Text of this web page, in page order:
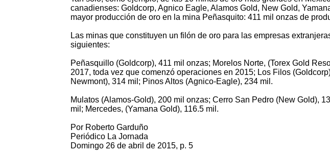
canadienses: Goldcorp, Agnico Eagle, Alamos Gold, New Gold,
mayor producción de oro en la mina Peñasquito: 411 mil onzas de
Las minas que constituyen un filón de oro para las empresas
siguientes:
Peñasquillo (Goldcorp), 411 mil onzas; Morelos Norte, (Torex Gold
2017, toda vez que comenzó operaciones en 2015; Los Filos
Newmont), 314 mil; Pinos Altos (Agnico-Eagle), 234 mil.
Mulatos (Alamos-Gold), 200 mil onzas; Cerro San Pedro (New Gold),
mil; Mercedes, (Yamana Gold), 116.5 mil.
Por Roberto Garduño
Periódico La Jornada
Domingo 26 de abril de 2015, p. 5